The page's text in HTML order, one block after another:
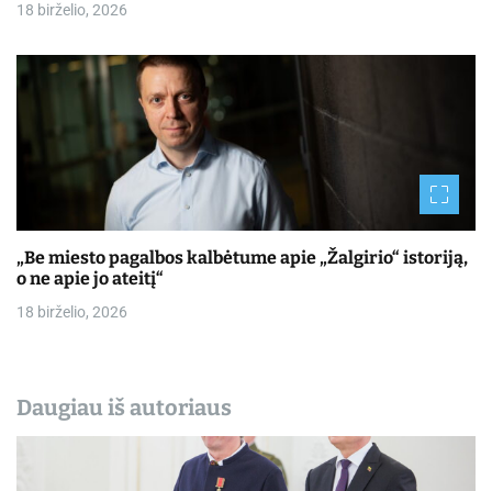
18 birželio, 2026
„Be miesto pagalbos kalbėtume apie „Žalgirio“ istoriją,
o ne apie jo ateitį“
18 birželio, 2026
Daugiau iš autoriaus